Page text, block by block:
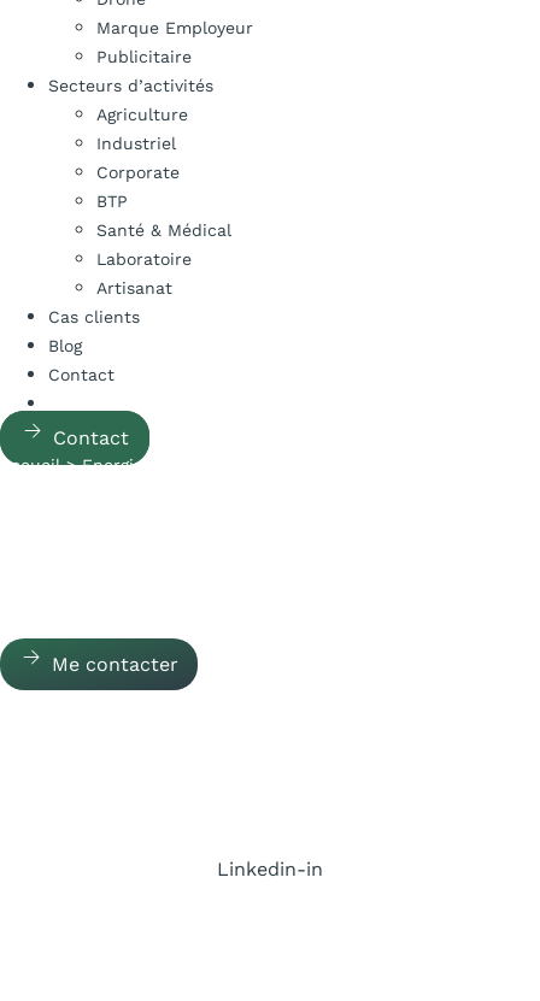
Marque Employeur
Publicitaire
Secteurs d’activités
Agriculture
Industriel
Corporate
BTP
Santé & Médical
Laboratoire
Artisanat
Cas clients
Blog
Contact
Contact
Accueil>Energie
Me contacter
Linkedin-in